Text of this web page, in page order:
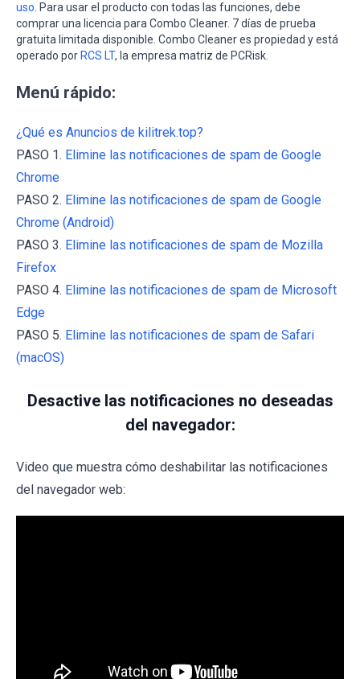
uso. Para usar el producto con todas las funciones, debe
comprar una licencia para Combo Cleaner. 7 días de prueba
gratuita limitada disponible. Combo Cleaner es propiedad y está
operado por RCS LT, la empresa matriz de PCRisk.
Menú rápido:
¿Qué es Anuncios de kilitrek.top?
PASO 1. Elimine las notificaciones de spam de Google
Chrome
PASO 2. Elimine las notificaciones de spam de Google
Chrome (Android)
PASO 3. Elimine las notificaciones de spam de Mozilla
Firefox
PASO 4. Elimine las notificaciones de spam de Microsoft
Edge
PASO 5. Elimine las notificaciones de spam de Safari
(macOS)
Desactive las notificaciones no deseadas
del navegador:
Video que muestra cómo deshabilitar las notificaciones
del navegador web: